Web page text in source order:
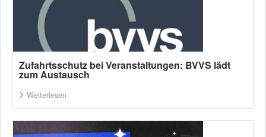
Zufahrtsschutz bei Veranstaltungen: BVVS lädt
zum Austausch
Weiterlesen